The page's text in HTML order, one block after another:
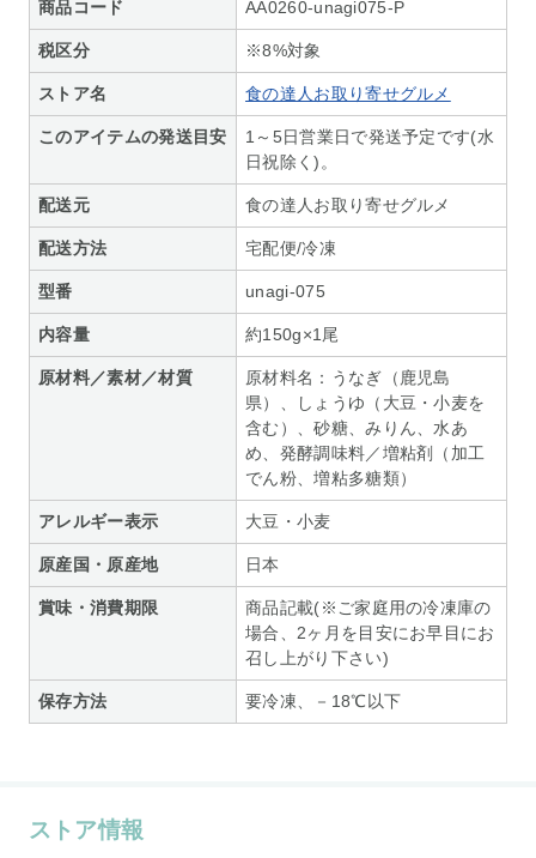
商品コード AA0260-unagi075-P
税区分 ※8%対象
ストア名 食の達人お取り寄せグルメ
このアイテムの発送目安
1～5日営業日で発送予定です(水
日祝除く)。
配送元 食の達人お取り寄せグルメ
配送方法 宅配便/冷凍
型番 unagi-075
内容量 約150g×1尾
原材料／素材／材質
原材料名：うなぎ（鹿児島
県）、しょうゆ（大豆・小麦を
含む）、砂糖、みりん、水あ
め、発酵調味料／増粘剤（加工
でん粉、増粘多糖類）
アレルギー表示 大豆・小麦
原産国・原産地 日本
賞味・消費期限
商品記載(※ご家庭用の冷凍庫の
場合、2ヶ月を目安にお早目にお
召し上がり下さい)
保存方法 要冷凍、－18℃以下
ストア情報